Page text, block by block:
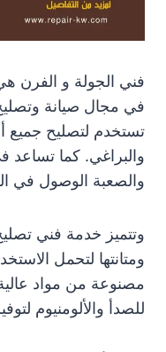
فني الجولة و الفرن
في مجال صيانة
تستخدم لتصليح جميع
والبراغي. كما تساعد
والصعبة الوصول في
وتتميز خدمة فني تصليح
ومتانتها لتحمل
مصنوعة من مواد عالية
للصدأ والألومنيوم